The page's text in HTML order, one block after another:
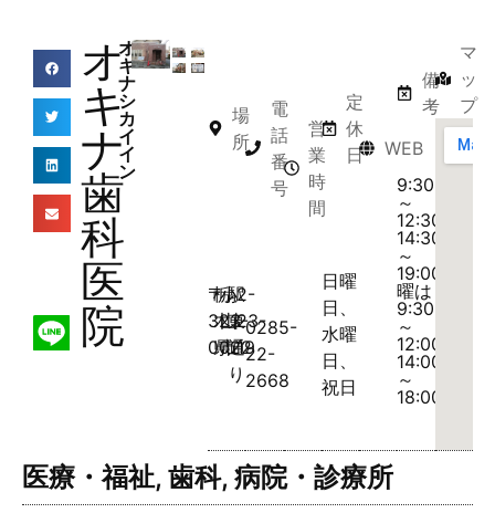
オ
キ
ナ
歯
科
医
院
オ
キ
ナ
シ
カ
イ
イ
ン
場
所
〒
323-
0022
栃
木
県
小
山
市
駅
東
通
り
2-
23-
19
電
話
番
号
0285-
22-
2668
営
業
時
間
定
休
日
日曜
日、
水曜
日、
祝日
WEB
備
考
9:30
～
12:30、
14:30
～
19:00(土
曜は
9:30
～
12:00、
14:00
～
18:00)
マ
ッ
プ
医療・福祉, 歯科, 病院・診療所